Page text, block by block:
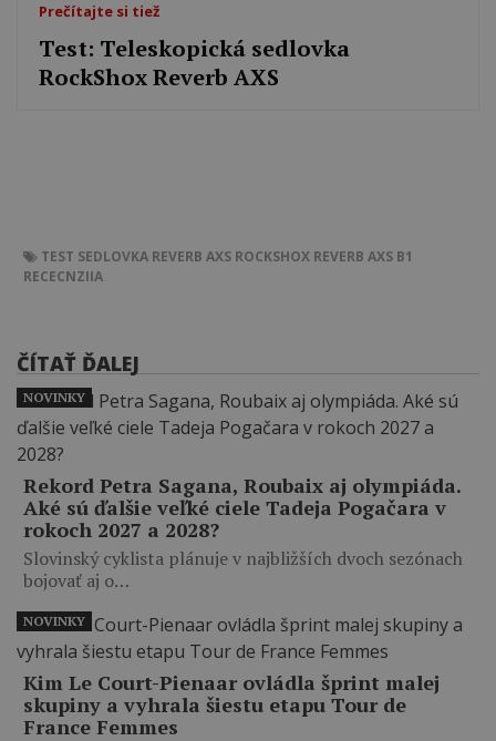
Prečítajte si tiež
Test: Teleskopická sedlovka
RockShox Reverb AXS
TEST SEDLOVKA REVERB AXS ROCKSHOX REVERB AXS B1
RECECNZIIA
ČÍTAŤ ĎALEJ
Rekord Petra Sagana, Roubaix aj olympiáda.
Aké sú ďalšie veľké ciele Tadeja Pogačara v
rokoch 2027 a 2028?
Slovinský cyklista plánuje v najbližších dvoch sezónach
bojovať aj o…
NOVINKY
Kim Le Court-Pienaar ovládla šprint malej
skupiny a vyhrala šiestu etapu Tour de
France Femmes
NOVINKY